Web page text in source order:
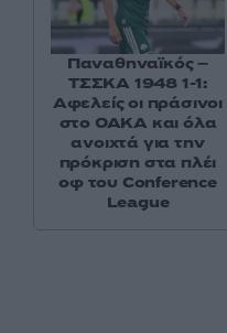
Παναθηναϊκός –
ΤΣΣΚΑ 1948 1-1:
Αφελείς οι πράσινοι
στο ΟΑΚΑ και όλα
ανοιχτά για την
πρόκριση στα πλέι
οφ του Conference
League